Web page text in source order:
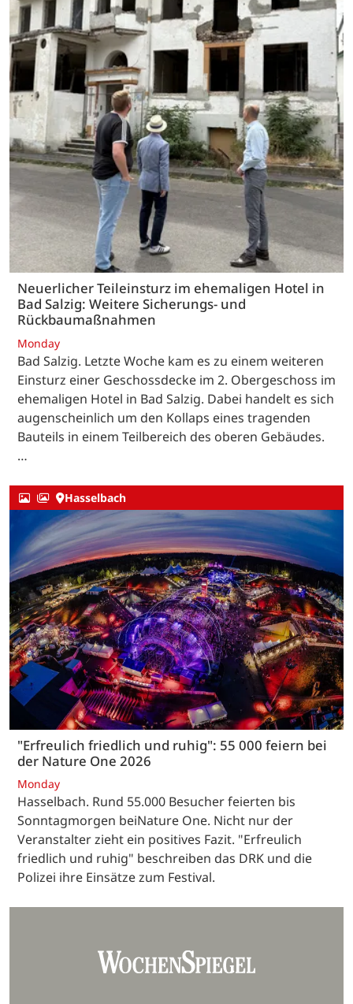
Neuerlicher Teileinsturz im ehemaligen Hotel in
Bad Salzig: Weitere Sicherungs- und
Rückbaumaßnahmen
Monday
Bad Salzig. Letzte Woche kam es zu einem weiteren
Einsturz einer Geschossdecke im 2. Obergeschoss im
ehemaligen Hotel in Bad Salzig. Dabei handelt es sich
augenscheinlich um den Kollaps eines tragenden
Bauteils in einem Teilbereich des oberen Gebäudes.
…
Hasselbach
"Erfreulich friedlich und ruhig": 55 000 feiern bei
der Nature One 2026
Monday
Hasselbach. Rund 55.000 Besucher feierten bis
Sonntagmorgen beiNature One. Nicht nur der
Veranstalter zieht ein positives Fazit. "Erfreulich
friedlich und ruhig" beschreiben das DRK und die
Polizei ihre Einsätze zum Festival.